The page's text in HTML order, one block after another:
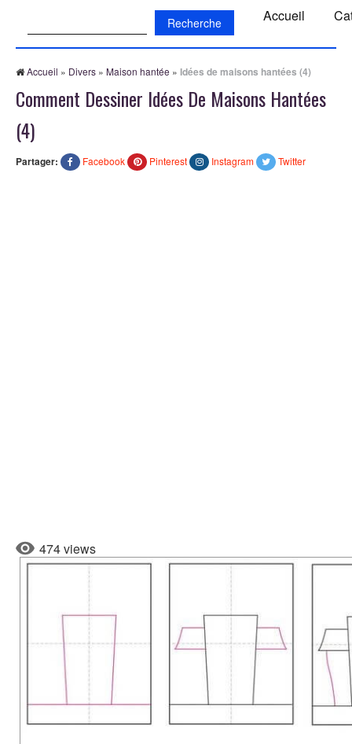
Accueil
Accueil » Divers » Maison hantée » Idées de maisons hantées (4)
Comment Dessiner Idées De Maisons Hantées
(4)
Partager: Facebook Pinterest Instagram Twitter
474 views